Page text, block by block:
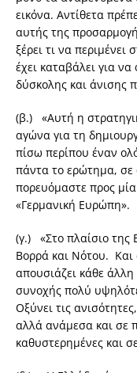
εικόνα. Αντίθετα
αυτής της
ξέρει τι να περιμένει
έχει καταβάλει για
δύσκολης και άνισης
(β.) «Αυτή η
αγώνα για τη
πίσω περίπου έναν
πάντα το ερώτημα, σε
πορευόμαστε προς
«Γερμανική Ευρώπη».
(γ.) «Στο πλαίσιο
Βορρά και Νότου. Και
απουσιάζει κάθε άλλη
συνοχής πολύ
Οξύνει τις
αλλά ανάμεσα και σε
καθυστερημένες και